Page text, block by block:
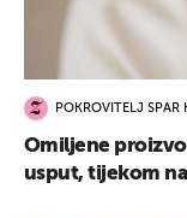
POKROVITELJ SPAR
Omiljene
usput, tijekom